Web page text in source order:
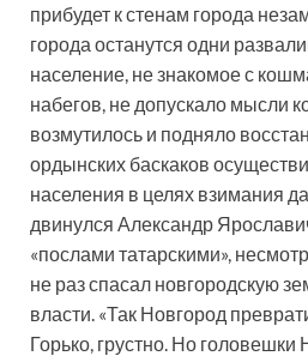
прибудет к стенам города
города останутся одни
население, не знакомое с
набегов, не допускало мысли
возмутилось и подняло
ордынских баскаков
населения в целях взимания
двинулся Александр
«послами татарскими»,
не раз спасал новгородскую
власти. «Так Новгород
Горько, грустно. Но головешки